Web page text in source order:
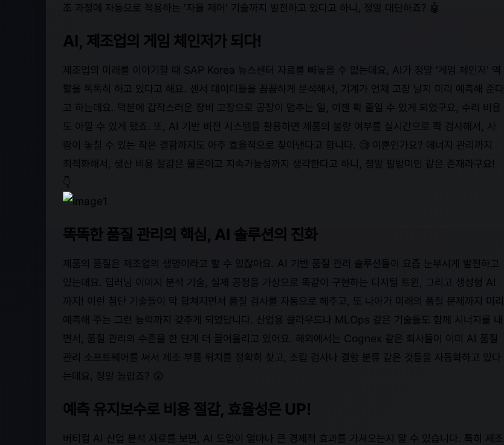
조 과정에 자동으로 적용하는 '자율 제어' 기술까지 발전하고 있다고 하니, 정말 대단하죠? 🤖
AI, 제조업의 게임 체인저가 되다!
제조업의 미래를 이야기할 때 SAP Korea 뉴스센터 자료를 빼놓을 수 없는데요, AI가 정말 '게임 체인저' 역
할을 톡톡히 하고 있다고 해요. 센서 데이터들을 꼼꼼하게 분석해서, 기계가 언제 고장 날지 미리 예측해 준다
고 하는데요. 덕분에 갑작스러운 장비 고장으로 공장이 멈추는 일, 이젠 확 줄일 수 있게 되었구요, 수리 비용
도 아낄 수 있게 됐죠. 또, AI 기반 비전 시스템을 활용하면 제품의 불량 여부를 실시간으로 쫙 검사해서, 사
람이 놓칠 수 있는 작은 결함까지도 아주 효율적으로 찾아낸다고 합니다. 🧐 이뿐인가요? 에너지 관리까지
최적화해서, 생산 비용 절감은 물론이고 지속가능성까지 생각한다고 하니, 정말 팔방미인 같은 존재라구요!
👇
똑똑한 품질 관리의 핵심, AI 솔루션의 진화
제품의 품질은 제조업의 생명이라고 할 수 있잖아요. AI 기반 품질 관리 솔루션들이 요즘 눈부시게 발전하고
있는데요. 딥러닝 이미지 분석 기술, 실제 공정을 가상으로 똑같이 구현하는 디지털 트윈, 그리고 생성형 AI
까지! 이런 첨단 기술들이 막 합쳐지면서 품질 검사를 자동으로 해주고, 또 나아가 미래의 품질 문제까지 미리
예측해 주는 그런 능력까지 갖추게 되었답니다. 산업용 클라우드나 MLOps 같은 기술들도 함께 시너지를 내
면서, 품질 관리의 수준을 한 단계 더 끌어올리고 있어요. 해외에서는 Cognex 같은 회사들이 이미 AI 품질
관리 소프트웨어를 써서 제조 부품 위치를 정확히 찾고, 조립 검사나 결함 분류 같은 것들을 자동화하고 있다
는데요, 정말 놀랍죠? 😲
예측 유지보수로 비용 절감, 효율성은 UP!
버티컬 AI 산업 분석 자료를 보면, AI 도입이 얼마나 큰 경제적 효과를 가져오는지 알 수 있습니다. 특히 제조